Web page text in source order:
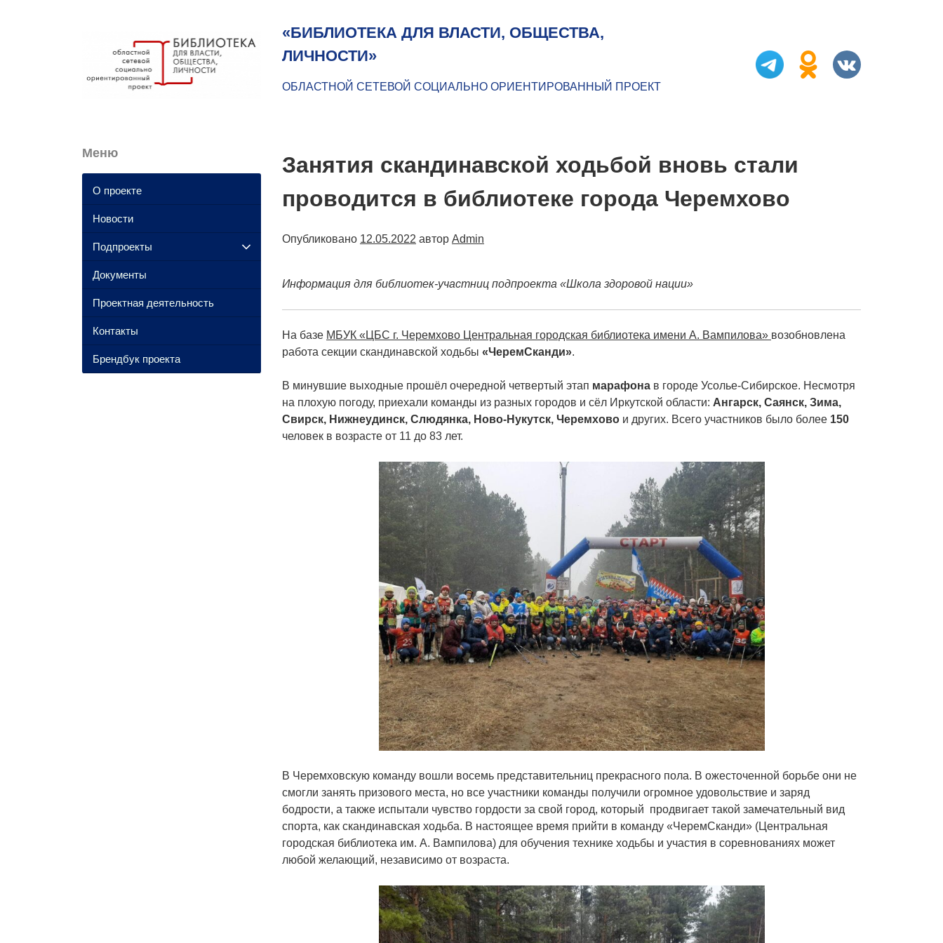
«БИБЛИОТЕКА ДЛЯ ВЛАСТИ, ОБЩЕСТВА,
ЛИЧНОСТИ»
ОБЛАСТНОЙ СЕТЕВОЙ СОЦИАЛЬНО ОРИЕНТИРОВАННЫЙ ПРОЕКТ
Занятия скандинавской ходьбой вновь стали
проводится в библиотеке города Черемхово
Опубликовано 12.05.2022 автор Admin
Информация для библиотек-участниц подпроекта «Школа здоровой нации»
На базе М БУК «ЦБС г. Черемхово Центральная городская библиотека имени А. Вампилова» возобновлена
работа секции скандинавской ходьбы «ЧеремСканди».
В минувшие выходные прошёл очередной четвертый этап марафона в городе Усолье-Сибирское. Несмотря
на плохую погоду, приехали команды из разных городов и сёл Иркутской области: Ангарск, Саянск, Зима,
Свирск, Нижнеудинск, Слюдянка, Ново-Нукутск, Черемхово и других. Всего участников было более 150
человек в возрасте от 11 до 83 лет.
В Черемховскую команду вошли восемь представительниц прекрасного пола. В ожесточенной борьбе они не
смогли занять призового места, но все участники команды получили огромное удовольствие и заряд
бодрости, а также испытали чувство гордости за свой город, который продвигает такой замечательный вид
спорта, как скандинавская ходьба. В настоящее время прийти в команду «ЧеремСканди» (Центральная
городская библиотека им. А. Вампилова) для обучения технике ходьбы и участия в соревнованиях может
любой желающий, независимо от возраста.
Меню
О проекте
Новости
Подпроекты
Документы
Проектная деятельность
Контакты
Брендбук проекта